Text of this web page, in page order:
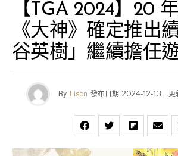
【TGA 2024】20
《大神》確定推出
谷英樹」繼續擔任
By Lison 發布日期 2024-12-13 , 更